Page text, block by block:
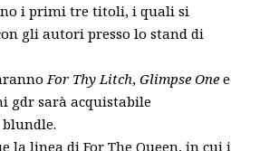
i primi tre titoli, i quali si
gli autori presso lo stand di
For Thy Litch, Glimpse One e
gdr sarà acquistabile
la linea di For The Queen, in cui i